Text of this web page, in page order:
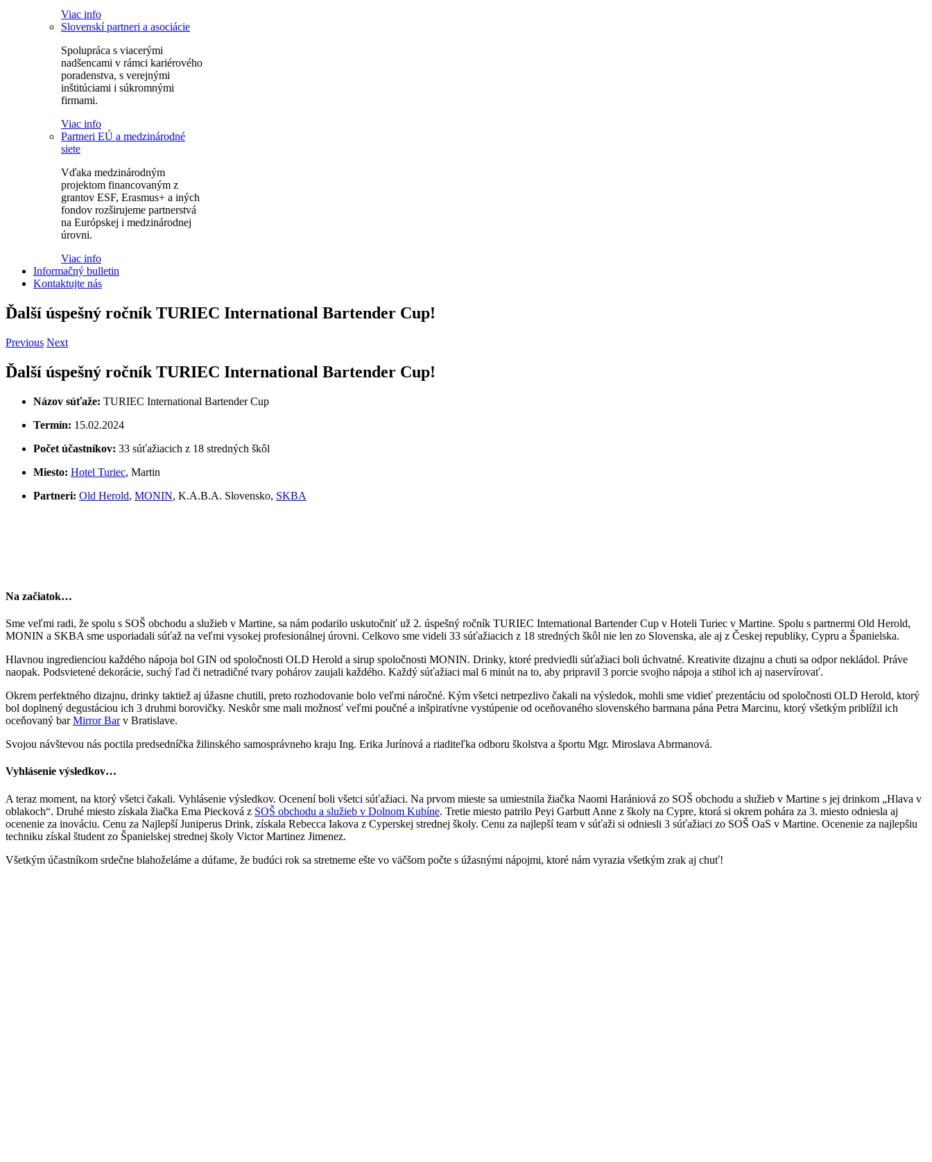
Viac info
Slovenskí partneri a asociácie
Spolupráca s viacerými
nadšencami v rámci kariérového
poradenstva, s verejnými
inštitúciami i súkromnými
firmami.
Viac info
Partneri EÚ a medzinárodné
siete
Vďaka medzinárodným
projektom financovaným z
grantov ESF, Erasmus+ a iných
fondov rozširujeme partnerstvá
na Európskej i medzinárodnej
úrovni.
Viac info
Informačný bulletin
Kontaktujte nás
Ďalší úspešný ročník TURIEC International Bartender Cup!
Previous Next
Ďalší úspešný ročník TURIEC International Bartender Cup!
Názov súťaže: TURIEC International Bartender Cup
Termín: 15.02.2024
Počet účastníkov: 33 súťažiacich z 18 stredných škôl
Miesto: Hotel Turiec, Martin
Partneri: Old Herold, MONIN, K.A.B.A. Slovensko, SKBA
Na začiatok…
Sme veľmi radi, že spolu s SOŠ obchodu a služieb v Martine, sa nám podarilo uskutočniť už 2. úspešný ročník TURIEC International Bartender Cup v Hoteli Turiec v Martine. Spolu s partnermi Old Herold,
MONIN a SKBA sme usporiadali súťaž na veľmi vysokej profesionálnej úrovni. Celkovo sme videli 33 súťažiacich z 18 stredných škôl nie len zo Slovenska, ale aj z Českej republiky, Cypru a Španielska.
Hlavnou ingredienciou každého nápoja bol GIN od spoločnosti OLD Herold a sirup spoločnosti MONIN. Drinky, ktoré predviedli súťažiaci boli úchvatné. Kreativite dizajnu a chuti sa odpor nekládol. Práve
naopak. Podsvietené dekorácie, suchý ľad či netradičné tvary pohárov zaujali každého. Každý súťažiaci mal 6 minút na to, aby pripravil 3 porcie svojho nápoja a stihol ich aj naservírovať.
Okrem perfektného dizajnu, drinky taktiež aj úžasne chutili, preto rozhodovanie bolo veľmi náročné. Kým všetci netrpezlivo čakali na výsledok, mohli sme vidieť prezentáciu od spoločnosti OLD Herold, ktorý
bol doplnený degustáciou ich 3 druhmi borovičky. Neskôr sme mali možnosť veľmi poučné a inšpiratívne vystúpenie od oceňovaného slovenského barmana pána Petra Marcinu, ktorý všetkým priblížil ich
oceňovaný barMirror Barv Bratislave.
Svojou návštevou nás poctila predsedníčka žilinského samosprávneho kraju Ing. Erika Jurínová a riaditeľka odboru školstva a športu Mgr. Miroslava Abrmanová.
Vyhlásenie výsledkov…
A teraz moment, na ktorý všetci čakali. Vyhlásenie výsledkov. Ocenení boli všetci súťažiaci. Na prvom mieste sa umiestnila žiačka Naomi Harániová zo SOŠ obchodu a služieb v Martine s jej drinkom „Hlava v
oblakoch“. Druhé miesto získala žiačka Ema Piecková z SOŠ obchodu a služieb v Dolnom Kubíne. Tretie miesto patrilo Peyi Garbutt Anne z školy na Cypre, ktorá si okrem pohára za 3. miesto odniesla aj
ocenenie za inováciu. Cenu za Najlepší Juniperus Drink, získala Rebecca Iakova z Cyperskej strednej školy. Cenu za najlepší team v súťaži si odniesli 3 súťažiaci zo SOŠ OaS v Martine. Ocenenie za najlepšiu
techniku získal študent zo Španielskej strednej školy Victor Martinez Jimenez.
Všetkým účastníkom srdečne blahoželáme a dúfame, že budúci rok sa stretneme ešte vo väčšom počte s úžasnými nápojmi, ktoré nám vyrazia všetkým zrak aj chuť!